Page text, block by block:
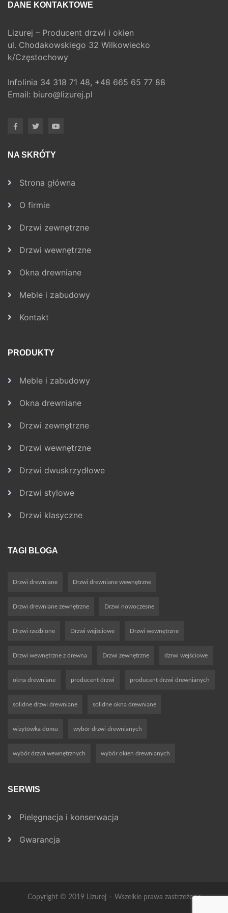
DANE KONTAKTOWE
Lizurej – Producent drzwi i okien
ul. Chodakowskiego 32 Wilkowiecko
k/Częstochowy
Infolinia 34 318 71 48, +48 665 65 77 88
Email: biuro@lizurej.pl
NA SKRÓTY
Strona główna
O firmie
Drzwi zewnętrzne
Drzwi wewnętrzne
Okna drewniane
Meble i zabudowy
Kontakt
PRODUKTY
Meble i zabudowy
Okna drewniane
Drzwi zewnętrzne
Drzwi wewnętrzne
Drzwi dwuskrzydłowe
Drzwi stylowe
Drzwi klasyczne
TAGI BLOGA
Drzwi drewniane Drzwi drewniane wewnętrzne
Drzwi drewniane zewnętrzne Drzwi nowoczesne
Drzwi rzeźbione Drzwi wejściowe Drzwi wewnętrzne
Drzwi wewnętrzne z drewna Drzwi zewnętrzne dzrwi wejściowe
okna drewniane producent drzwi producent drzwi drewnianych
solidne drzwi drewniane solidne okna drewniane
wizytówka domu wybór drzwi drewnianych
wybór drzwi wewnętrznych wybór okien drewnianych
SERWIS
Pielęgnacja i konserwacja
Gwarancja
Copyright © 2019 Lizurej – Wszelkie prawa zastrzeżone